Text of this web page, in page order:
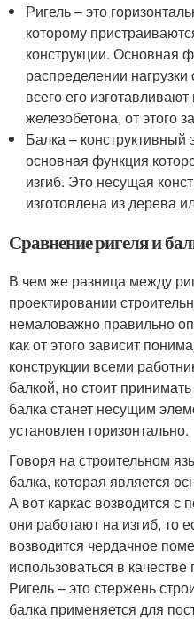
Ригель – это
которому
конструкции. Основная
распределении
всего его
железобетона, от этого
Балка – конструктивный
основная функция
изгиб. Это несущая
изготовлена из дерева
Сравнение ригеля и
В чем же разница между
проектировании
немаловажно правильно
как от этого зависит
конструкции всеми
балкой, но стоит
балка станет несущим
установлен горизонтально.
Говоря на строительном
балка, которая является
А вот каркас возводится
они работают на изгиб, то
возводится чердачное
использоваться в
Ригель – это стержень
балка применяется для